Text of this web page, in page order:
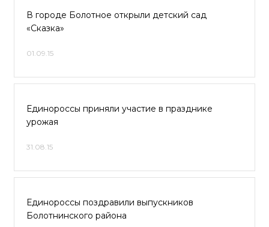
В городе Болотное открыли детский сад
«Сказка»
01.09.15
Единороссы приняли участие в празднике
урожая
31.08.15
Единороссы поздравили выпускников
Болотнинского района